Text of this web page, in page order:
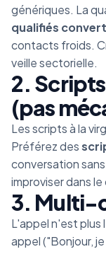
génériques. La
qualifiés
contacts froids.
veille sectorielle.
2.
(pas
Les scripts à la
Préférez des
conversation
improviser dans le
3. Multi-
L'appel n'est plus
appel ("Bonjour,